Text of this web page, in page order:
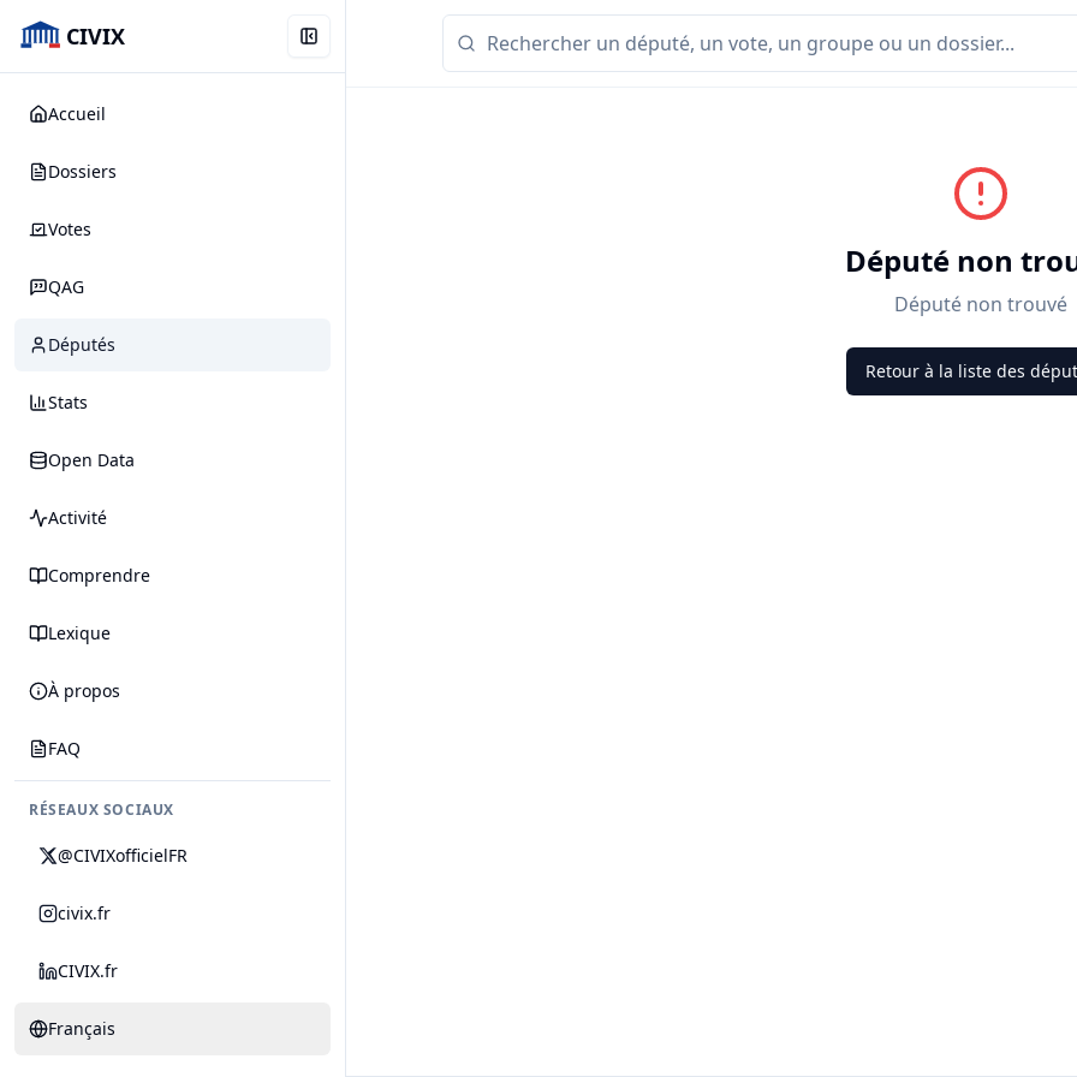
CIVIX
Accueil
Dossiers
Votes
QAG
Députés
Stats
Open Data
Activité
Comprendre
Lexique
À propos
FAQ
RÉSEAUX SOCIAUX
@CIVIXofficielFR
civix.fr
CIVIX.fr
Français
Député non
Député non trouvé
Retour à la liste des